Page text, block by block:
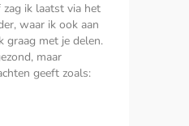
ik laatst via het
waar ik ook aan
graag met je delen.
maar
geeft zoals: